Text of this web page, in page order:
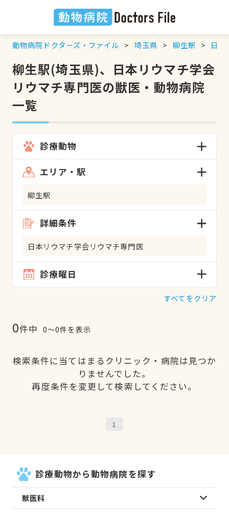
動物病院ドクターズ・ファイル 埼玉県 柳生駅 日本
柳生駅(埼玉県)、日本リウマチ学会
リウマチ専門医の獣医・動物病院
一覧
診療動物
エリア・駅
柳生駅
詳細条件
日本リウマチ学会リウマチ専門医
診療曜日
すべてをクリア
0件中 0〜0件を表示
検索条件に当てはまるクリニック・病院は見つか
りませんでした。
再度条件を変更して検索してください。
1
診療動物から動物病院を探す
獣医科